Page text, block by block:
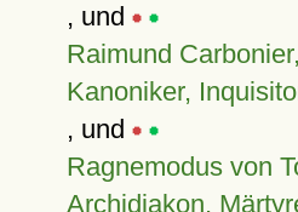
, und
Raimund
Kanoniker,
, und
Ragnemodus von
Archidiakon,